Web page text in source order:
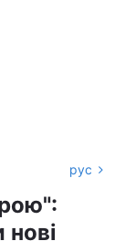
рус